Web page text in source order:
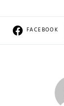
FACEBOOK